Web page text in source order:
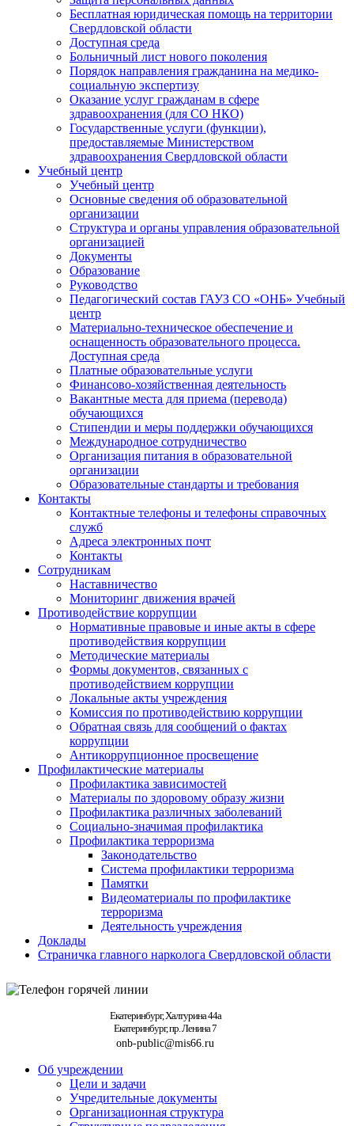
Бесплатная юридическая помощь на территории
Свердловской области
Доступная среда
Больничный лист нового поколения
Порядок направления гражданина на медико-
социальную экспертизу
Оказание услуг гражданам в сфере
здравоохранения (для СО НКО)
Государственные услуги (функции),
предоставляемые Министерством
здравоохранения Свердловской области
Учебный центр
Учебный центр
Основные сведения об образовательной
организации
Структура и органы управления образовательной
организацией
Документы
Образование
Руководство
Педагогический состав ГАУЗ СО «ОНБ» Учебный
центр
Материально-техническое обеспечение и
оснащенность образовательного процесса.
Доступная среда
Платные образовательные услуги
Финансово-хозяйственная деятельность
Вакантные места для приема (перевода)
обучающихся
Стипендии и меры поддержки обучающихся
Международное сотрудничество
Организация питания в образовательной
организации
Образовательные стандарты и требования
Контакты
Контактные телефоны и телефоны справочных
служб
Адреса электронных почт
Контакты
Сотрудникам
Наставничество
Мониторинг движения врачей
Противодействие коррупции
Нормативные правовые и иные акты в сфере
противодействия коррупции
Методические материалы
Формы документов, связанных с
противодействием коррупции
Локальные акты учреждения
Комиссия по противодействию коррупции
Обратная связь для сообщений о фактах
коррупции
Антикоррупционное просвещение
Профилактические материалы
Профилактика зависимостей
Материалы по здоровому образу жизни
Профилактика различных заболеваний
Социально-значимая профилактика
Профилактика терроризма
Законодательство
Система профилактики терроризма
Памятки
Видеоматериалы по профилактике
терроризма
Деятельность учреждения
Доклады
Страничка главного нарколога Свердловской области
Екатеринбург, Халтурина 44а
Екатеринбург, пр. Ленина 7
onb-public@mis66.ru
Об учреждении
Цели и задачи
Учредительные документы
Организационная структура